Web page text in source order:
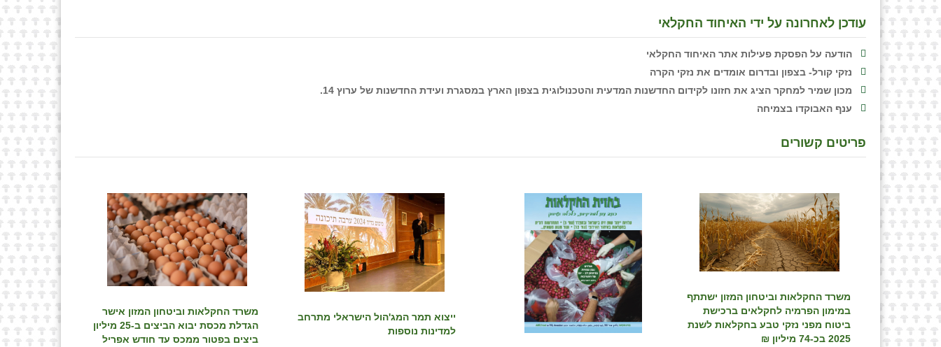
עודכן לאחרונה על ידי האיחוד החקלאי
הודעה על הפסקת פעילות אתר האיחוד החקלאי
נזקי קורל- בצפון ובדרום אומדים את נזקי הקרה
מכון שמיר למחקר הציג את חזונו לקידום החדשנות המדעית והטכנולוגית בצפון הארץ במסגרת ועידת החדשנות של ערוץ 14.
ענף האבוקדו בצמיחה
פריטים קשורים
משרד החקלאות וביטחון המזון אישר
הגדלת מכסת יבוא הביצים ב-25 מיליון
ביצים בפטור ממכס עד חודש אפריל
ייצוא תמר המג'הול הישראלי מתרחב
למדינות נוספות
משרד החקלאות וביטחון המזון ישתתף
במימון הפרמיה לחקלאים ברכישת
ביטוח מפני נזקי טבע בחקלאות לשנת
2025 בכ-74 מיליון ₪